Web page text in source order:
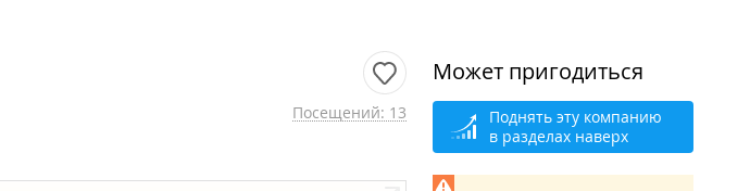
Посещений: 13
Может пригодиться
Поднять эту компанию
в разделах наверх